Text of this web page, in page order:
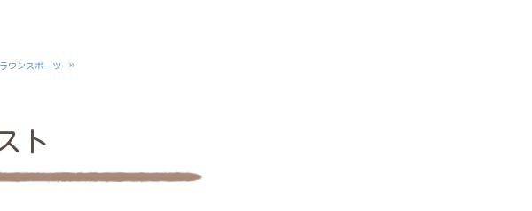
ウンスポーツ »
ト